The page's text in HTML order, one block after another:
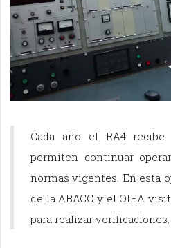
Cada año el RA4
permiten continuar
normas vigentes. En esta
de la ABACC y el OIEA
para realizar verificaciones.